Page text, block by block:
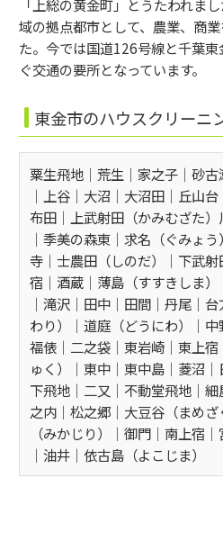
「上総の黄金町」とうたわれま
域の拠点都市として、農業、商
た。今では国道126号線と千葉
ぐ交通の要所となっています。
東金市のハウスクリーニ
粟生飛地│荒生│家之子│砂古
│上谷│大沼│大沼田│丘山
布田│上武射田（かみむざた
│季美の森東│求名（ぐみょ
寺│士農田（しのだ）│下武射
宿│酒蔵│薄島（すすきしま
│滝沢│田中│田間│丹尾│台
わり）│道庭（どうにわ）│
福俵│二之袋│東岩崎│東上宿
ゅく）│東中│東中島│菱沼
下飛地│二又│不動堂飛地│
之内│松之郷│大豆谷（まめ
（みかじり）│御門│南上
│油井│依古島（よこじま）